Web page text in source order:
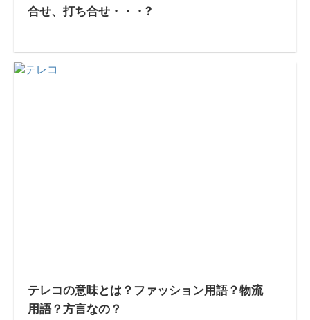
合せ、打ち合せ・・・?
テレコの意味とは？ファッション用語？物流
用語？方言なの？